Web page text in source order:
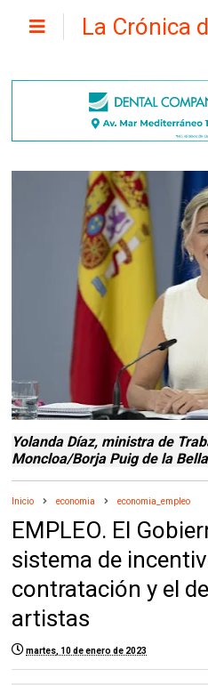
La Crónica
Yolanda Díaz, ministra de
Moncloa/Borja Puig de la
Inicio economia economia_empleo
EMPLEO. El
sistema de
contratación y el
artistas
martes, 10 de enero de 2023